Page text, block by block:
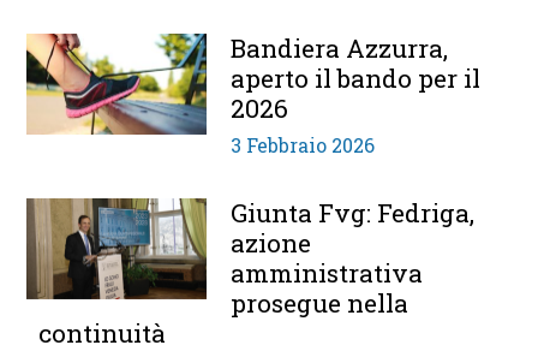
Bandiera Azzurra,
aperto il bando per il
2026
3 Febbraio 2026
Giunta Fvg: Fedriga,
azione
amministrativa
prosegue nella
continuità